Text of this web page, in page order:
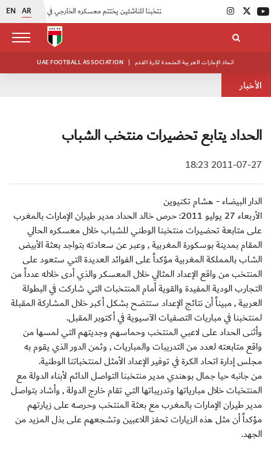
EN AR
اتحاد الكرة يُنظم ورشة عمل للمراقبين المعتمدين |
UAE FOOTBALL ASSOCIATION | اتحاد الإمارات العربية المتحدة لكرة القدم
الأخبار
الحداد يتابع تحضيرات منتخب الشباب
2011-07-27 18:23
الدار البيضاء - هشام تكنيوين
الأربعاء 27 يوليو 2011: حرص خالد الحداد مدير طيران الإمارات بالمغرب
على متابعة تحضيرات منتخبنا الوطني للشباب خلال معسكره الحالي
المقام بمدينة بوسكورة المغربية , وعبر عن سعادته بتواجد بعثة الأبيض
الشاب بالمملكة المغربية مؤكداً على الفوائد العديدة التي ستعود على
المنتخب من واقع الإعداد المثالي خلال المعسكر والذي أدى خلاله عدداً من
التجارب الودية المفيدة والقوية أمام المنتخبات التي شاركت في البطولة
العربية , مبيناً أن نتائج الإعداد ستتضح بشكل أكبر خلال المشاركة المقبلة
لمنتخبنا في مباريات التصفيات الآسيوية في أكتوبر المقبل.
وأثنى الحداد على لاعبي المنتخب وحماسهم وجديتهم التي لمسها من
واقع متابعته لعدد من التدريبات والمباريات , وثمن الدور الذي يقوم به
مجلس إدارة اتحاد الكرة في توفير الإعداد الأمثل لمنتخباتنا الوطنية.
من جانبه حيا جمال بوهندي مدير منتخبنا التواصل الدائم لأبناء الدولة مع
المنتخبات خلال مبارياتها وتدريباتها التي تقام خارج الدولة , وأشاد بتواصل
مدير طيران الإمارات بالمغرب مع بعثة المنتخب وحرصه على زيارتهم
مؤكداً أن مثل هذه الزيارات تحفز اللاعبين وتشجعهم على بذل المزيد من
الجهد.